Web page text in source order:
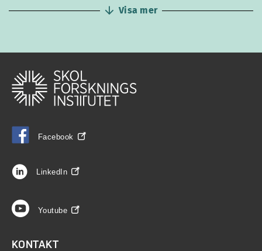
Visa mer
Facebook
LinkedIn
Youtube
KONTAKT